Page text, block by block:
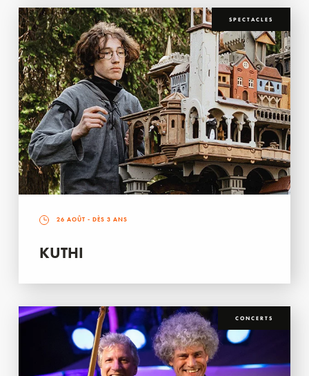
SPECTACLES
26 AOÛT - DÈS 3 ANS
KUTHI
CONCERTS